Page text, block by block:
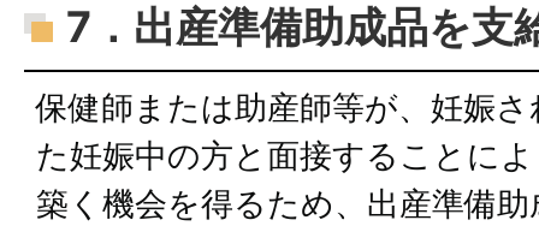
7．出産準備助成品を支
保健師または助産師等が、妊娠
た妊娠中の方と面接することに
築く機会を得るため、出産準備